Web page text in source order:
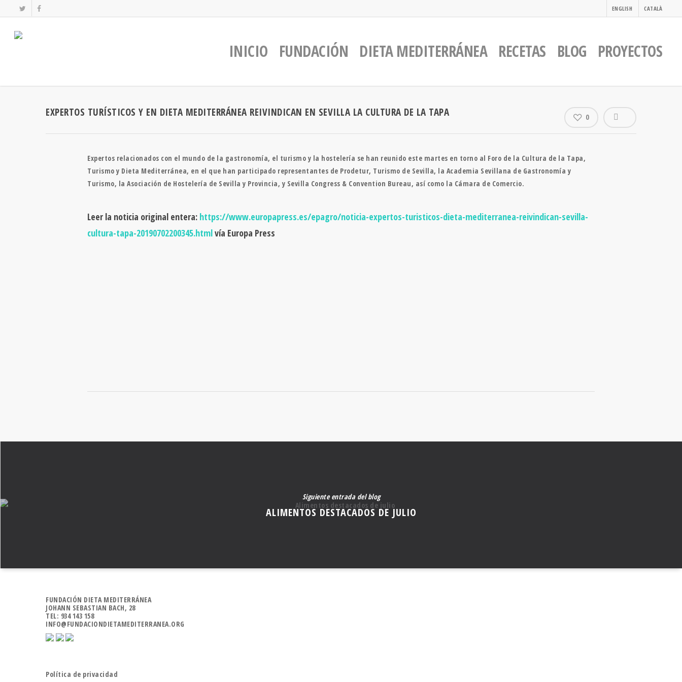
ENGLISH CATALÀ
INICIO FUNDACIÓN DIETA MEDITERRÁNEA RECETAS BLOG PROYECTOS
EXPERTOS TURÍSTICOS Y EN DIETA MEDITERRÁNEA REIVINDICAN EN SEVILLA LA CULTURA DE LA TAPA 0
Expertos relacionados con el mundo de la gastronomía, el turismo y la hostelería se han reunido este martes en torno al Foro de la Cultura de la Tapa,
Turismo y Dieta Mediterránea, en el que han participado representantes de Prodetur, Turismo de Sevilla, la Academia Sevillana de Gastronomía y
Turismo, la Asociación de Hostelería de Sevilla y Provincia, y Sevilla Congress & Convention Bureau, así como la Cámara de Comercio.
Leer la noticia original entera: https://www.europapress.es/epagro/noticia-expertos-turisticos-dieta-mediterranea-reivindican-sevilla-
cultura-tapa-20190702200345.htmlvía Europa Press
Siguiente entrada del blog
ALIMENTOS DESTACADOS DE JULIO
FUNDACIÓN DIETA MEDITERRÁNEA
JOHANN SEBASTIAN BACH, 28
TEL: 934 143 158
INFO@FUNDACIONDIETAMEDITERRANEA.ORG
Política de privacidad